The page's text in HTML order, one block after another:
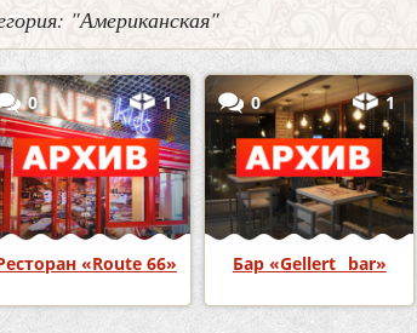
"Американская"
0 1
«Route 66»
0 1
Бар «Gellert_ bar»